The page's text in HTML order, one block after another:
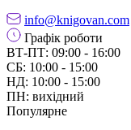
info@knigovan.com
Графік роботи
ВТ-ПТ: 09:00 - 16:00
СБ: 10:00 - 15:00
НД: 10:00 - 15:00
ПН: вихідний
Популярне